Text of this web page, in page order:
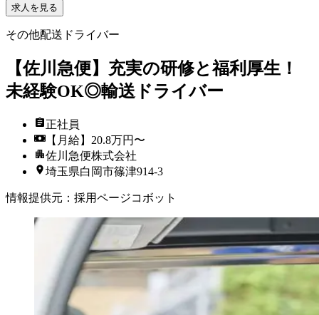
求人を見る
その他配送ドライバー
【佐川急便】充実の研修と福利厚生！
未経験OK◎輸送ドライバー
正社員
【月給】20.8万円〜
佐川急便株式会社
埼玉県白岡市篠津914-3
情報提供元 ： 採用ページコボット